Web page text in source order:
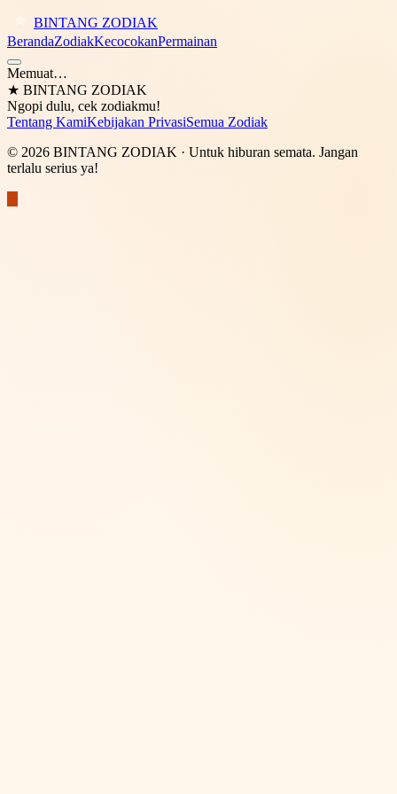
BINTANG ZODIAK
BerandaZodiakKecocokanPermainan
Memuat…
★ BINTANG ZODIAK
Ngopi dulu, cek zodiakmu!
Tentang KamiKebijakan PrivasiSemua Zodiak
© 2026 BINTANG ZODIAK · Untuk hiburan semata. Jangan
terlalu serius ya!